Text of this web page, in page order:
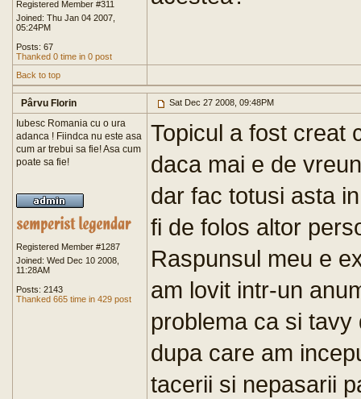
Registered Member #311
Joined: Thu Jan 04 2007,
05:24PM
Posts: 67
Thanked 0 time in 0 post
Back to top
Pârvu Florin Sat Dec 27 2008, 09:48PM
Iubesc Romania cu o ura
adanca ! Fiindca nu este asa
cum ar trebui sa fie! Asa cum
poate sa fie!
Registered Member #1287
Joined: Wed Dec 10 2008,
11:28AM
Posts: 2143
Thanked 665 time in 429 post
Topicul a fost creat
daca mai e de
dar fac totusi asta
fi de folos altor
Raspunsul meu e
am lovit intr-un
problema ca si
dupa care am
tacerii si nepasarii